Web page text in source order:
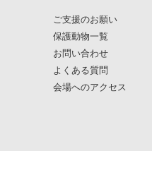
ご支援のお願い
保護動物一覧
お問い合わせ
よくある質問
会場へのアクセス